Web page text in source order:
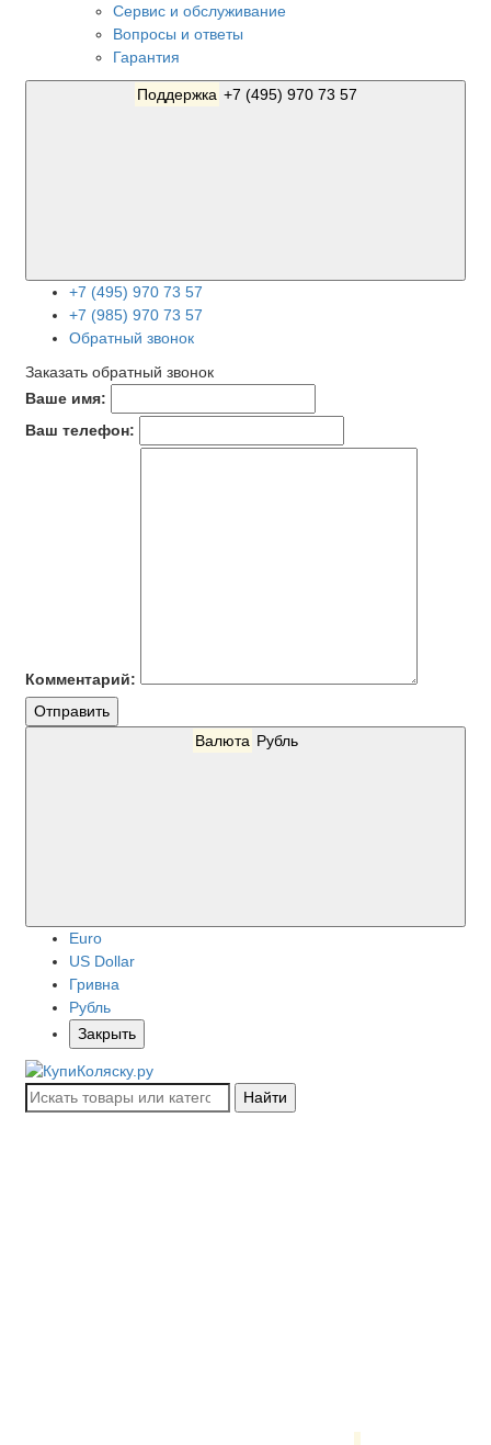
Сервис и обслуживание
Вопросы и ответы
Гарантия
Поддержка
+7 (495) 970 73 57
+7 (985) 970 73 57
Обратный звонок
Заказать обратный звонок
Ваше имя:
Ваш телефон:
Комментарий:
Отправить
Валюта Рубль
Euro
US Dollar
Гривна
Рубль
Закрыть
Найти